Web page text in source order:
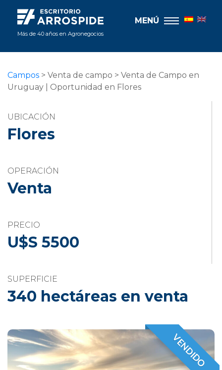
Más de 40 años en Agronegocios
MENÚ
Campos > Venta de campo > Venta de Campo en
Uruguay | Oportunidad en Flores
UBICACIÓN
Flores
OPERACIÓN
Venta
PRECIO
U$S 5500
SUPERFICIE
340 hectáreas en venta
VENDIDO
VENDIDO